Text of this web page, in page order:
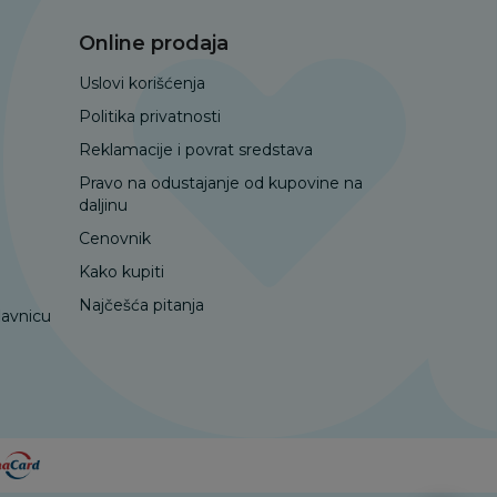
Online prodaja
Uslovi korišćenja
Politika privatnosti
Reklamacije i povrat sredstava
Pravo na odustajanje od kupovine na
daljinu
Cenovnik
Kako kupiti
Najčešća pitanja